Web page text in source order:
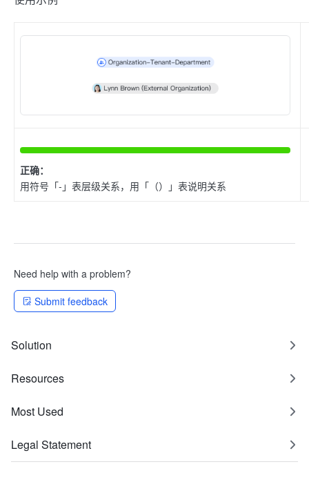
正确：
用符号「-」表层级关系，用「（）」表说明关系
Need help with a problem?
Submit feedback
Solution
Resources
Most Used
Legal Statement